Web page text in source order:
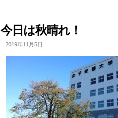
今日は秋晴れ！
2019年11月5日